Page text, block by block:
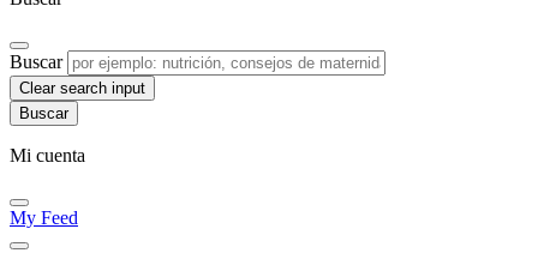
Buscar
Clear search input
Mi cuenta
My Feed